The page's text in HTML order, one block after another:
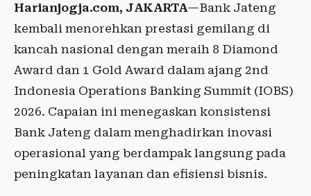
Harianjogja.com, JAKARTA—Bank Jateng
kembali menorehkan prestasi gemilang di
kancah nasional dengan meraih 8 Diamond
Award dan 1 Gold Award dalam ajang 2nd
Indonesia Operations Banking Summit (IOBS)
2026. Capaian ini menegaskan konsistensi
Bank Jateng dalam menghadirkan inovasi
operasional yang berdampak langsung pada
peningkatan layanan dan efisiensi bisnis.